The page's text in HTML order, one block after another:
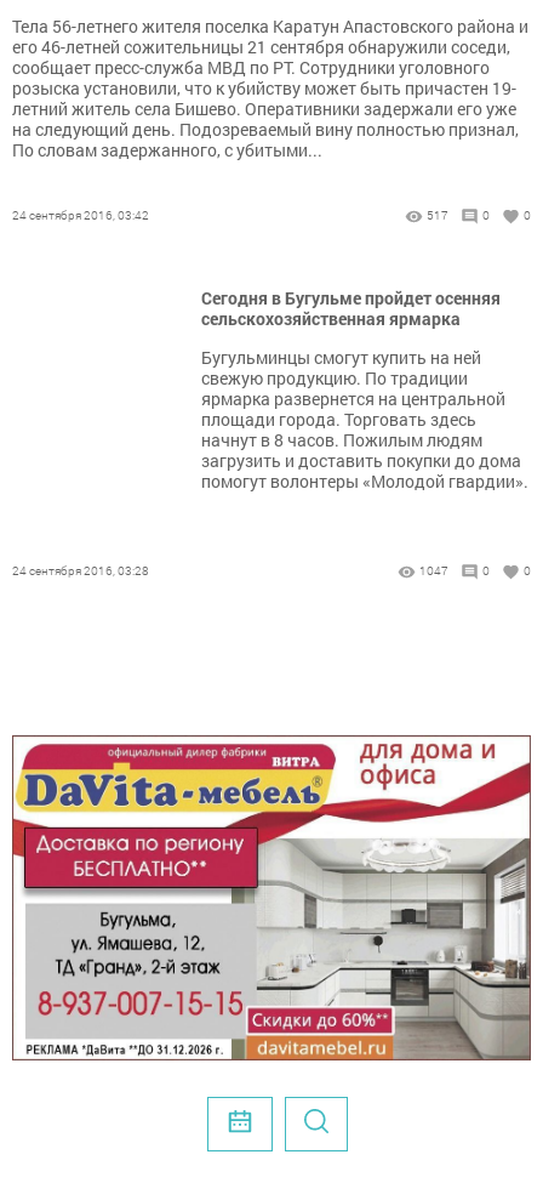
Тела 56-летнего жителя поселка Каратун Апастовского района и
его 46-летней сожительницы 21 сентября обнаружили соседи,
сообщает пресс-служба МВД по РТ. Сотрудники уголовного
розыска установили, что к убийству может быть причастен 19-
летний житель села Бишево. Оперативники задержали его уже
на следующий день. Подозреваемый вину полностью признал,
По словам задержанного, с убитыми...
24 сентября 2016, 03:42 517 0 0
Сегодня в Бугульме пройдет осенняя
сельскохозяйственная ярмарка
Бугульминцы смогут купить на ней
свежую продукцию. По традиции
ярмарка развернется на центральной
площади города. Торговать здесь
начнут в 8 часов. Пожилым людям
загрузить и доставить покупки до дома
помогут волонтеры «Молодой гвардии».
24 сентября 2016, 03:28 1047 0 0